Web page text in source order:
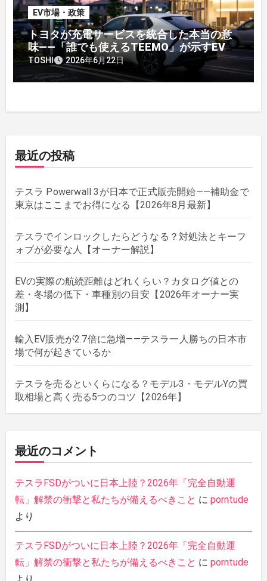
EV市場・政策
トヨタが充電サービスを統合した本当の意
味——「誰でも使えるTEEMO」が示すEV戦
略の転換点
TOSHI 2026年6月22日
最近の投稿
テスラ Powerwall 3が日本で正式販売開始——補助金で
東京はここまでお得になる【2026年8月最新】
テスラでインロックしたらどうなる？対処法とキーフ
ォブが必要な人【オーナー解説】
EVの実際の航続距離はどれくらい？カタログ値との
差・冬場の低下・車種別の目安【2026年オーナー実
測】
輸入EV販売が2.7倍に急増——テスラ一人勝ちの日本市
場で何が起きているか
テスラを売るといくらになる？モデル3・モデルYの買
取相場と高く売る5つのコツ【2026年】
最近のコメント
テスラFSDがついに日本上陸？2026年「完全自動運
転」解禁の衝撃と私たちが備えるべきこと に porntude
より
テスラFSDがついに日本上陸？2026年「完全自動運
転」解禁の衝撃と私たちが備えるべきこと に porntude
より